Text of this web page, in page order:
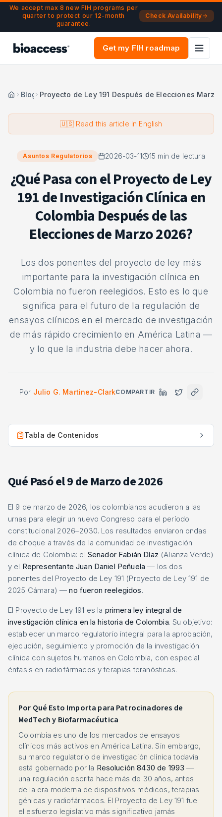
Navigated to ¿Qué Pasa con el Proyecto de Ley 191 de
Skip to main content
We accept max 8 new FIH programs per
quarter to protect our 12-month
guarantee.
Check Availability
Get my FIH roadmap
Blog Proyecto de Ley 191 Después de Elecciones Marzo
🇺🇸 Read this article in English
Asuntos Regulatorios 2026-03-11 15 min de lectura
¿Qué Pasa con el Proyecto de Ley
191 de Investigación Clínica en
Colombia Después de las
Elecciones de Marzo 2026?
Los dos ponentes del proyecto de ley más
importante para la investigación clínica en
Colombia no fueron reelegidos. Esto es lo que
significa para el futuro de la regulación de
ensayos clínicos en el mercado de investigación
de más rápido crecimiento en América Latina —
y lo que la industria debe hacer ahora.
Por Julio G. Martinez-ClarkCOMPARTIR
Tabla de Contenidos
Qué Pasó el 9 de Marzo de 2026
El 9 de marzo de 2026, los colombianos acudieron a las
urnas para elegir un nuevo Congreso para el período
constitucional 2026–2030. Los resultados enviaron ondas
de choque a través de la comunidad de investigación
clínica de Colombia: el Senador Fabián Díaz (Alianza Verde)
y el Representante Juan Daniel Peñuela — los dos
ponentes del Proyecto de Ley 191 (Proyecto de Ley 191 de
2025 Cámara) —no fueron reelegidos.
El Proyecto de Ley 191 es la primera ley integral de
investigación clínica en la historia de Colombia. Su objetivo:
establecer un marco regulatorio integral para la aprobación,
ejecución, seguimiento y promoción de la investigación
clínica con sujetos humanos en Colombia, con especial
énfasis en radiofármacos y terapias teranósticas.
Por Qué Esto Importa para Patrocinadores de
MedTech y Biofarmacéutica
Colombia es uno de los mercados de ensayos
clínicos más activos en América Latina. Sin embargo,
su marco regulatorio de investigación clínica todavía
está gobernado por la Resolución 8430 de 1993 —
una regulación escrita hace más de 30 años, antes
de la era moderna de dispositivos médicos, terapias
génicas y radiofármacos. El Proyecto de Ley 191 fue
el esfuerzo legislativo más significativo jamás